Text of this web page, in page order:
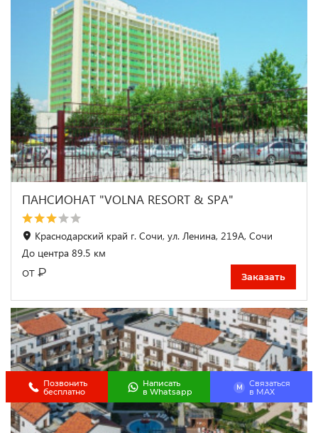
ПАНСИОНАТ "VOLNA RESORT & SPA"
Краснодарский край г. Сочи, ул. Ленина, 219А, Сочи
До центра 89.5 км
от ₽ Заказать
Позвонить
бесплатно
Написать
в Whatsapp
M
Связаться
в МАХ